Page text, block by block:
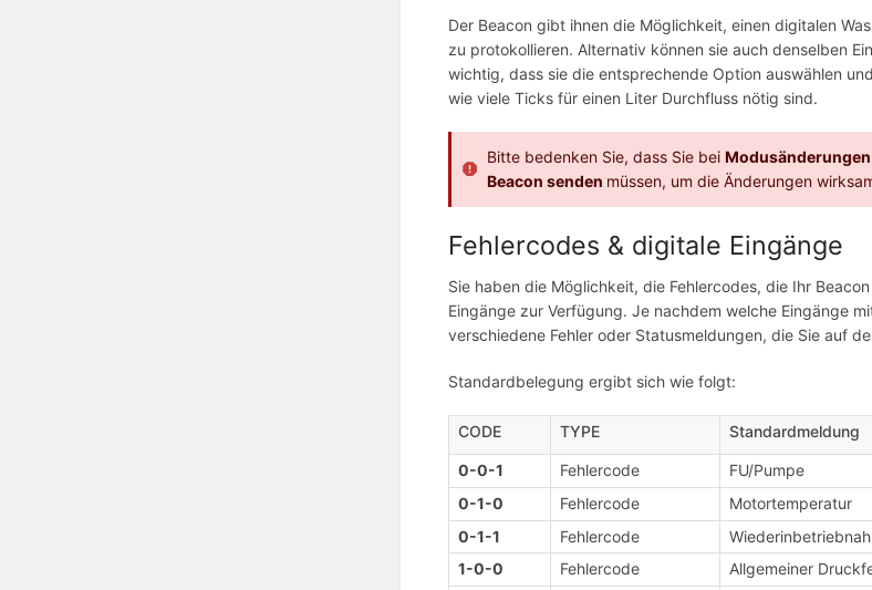
Der Beacon gibt ihnen die Möglichkeit, einen digitalen
zu protokollieren. Alternativ können sie auch denselben
wichtig, dass sie die entsprechende Option auswählen
wie viele Ticks für einen Liter Durchfluss nötig sind.
Bitte bedenken Sie, dass Sie bei Modusänderungen
Beacon senden müssen, um die Änderungen
Fehlercodes & digitale Eingänge
Sie haben die Möglichkeit, die Fehlercodes, die Ihr
Eingänge zur Verfügung. Je nachdem welche Eingänge
verschiedene Fehler oder Statusmeldungen, die Sie auf
Standardbelegung ergibt sich wie folgt:
CODE TYPE Standardmeldung
0-0-1 Fehlercode
FU/Pumpe
0-1-0
Fehlercode
Motortemperatur
0-1-1
Fehlercode
1-0-0
Fehlercode
Allgemeiner